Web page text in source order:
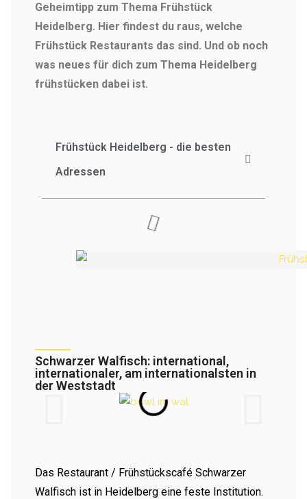
Geheimtipp zum Thema Frühstück
Heidelberg. Hier findest du raus, welche
Frühstück Restaurants das sind. Und ob noch
was neues für dich zum Thema Heidelberg
frühstücken dabei ist.
Frühstück Heidelberg - die besten
Adressen
Schwarzer Walfisch: international,
internationaler, am internationalsten in
der Weststadt
Das Restaurant / Frühstückscafé Schwarzer
Walfisch ist in Heidelberg eine feste Institution.